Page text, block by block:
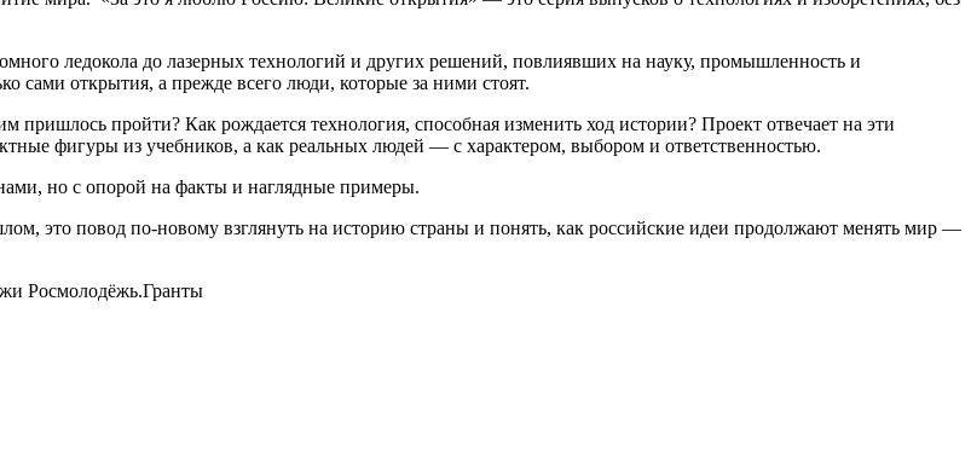
ледокола до лазерных технологий и других решений, повлиявших на науку, промышленность и
сами открытия, а прежде всего люди, которые за ними стоят.
пройти? Как рождается технология, способная изменить ход истории? Проект отвечает на эти
фигуры из учебников, а как реальных людей — с характером, выбором и ответственностью.
но с опорой на факты и наглядные примеры.
это повод по-новому взглянуть на историю страны и понять, как российские идеи продолжают менять мир —
Росмолодёжь.Гранты